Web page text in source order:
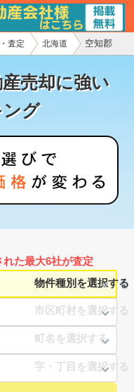
査定 北海道 空知郡
売却に強い
グ
た最大6社が査定